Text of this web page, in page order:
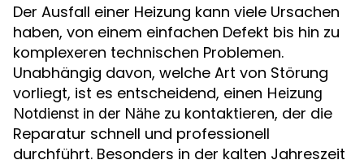
Der Ausfall einer Heizung kann viele Ursachen
haben, von einem einfachen Defekt bis hin zu
komplexeren technischen Problemen.
Unabhängig davon, welche Art von Störung
vorliegt, ist es entscheidend, einen Heizung
Notdienst in der Nähe zu kontaktieren, der die
Reparatur schnell und professionell
durchführt. Besonders in der kalten Jahreszeit